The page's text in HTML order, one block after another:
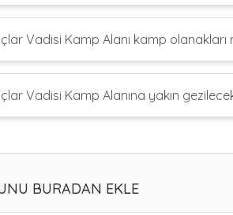
Vadisi Kamp Alanı kamp olanakları
Vadisi Kamp Alanına yakın
BURADAN EKLE